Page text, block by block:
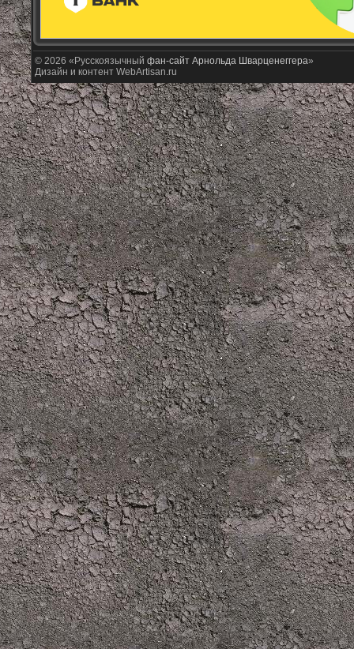
© 2026 «Русскоязычный фан-сайт Арнольда Шварценеггера»
Дизайн и контент WebArtisan.ru